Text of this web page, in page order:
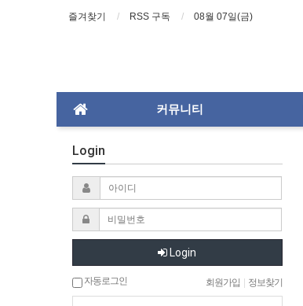
즐겨찾기 RSS 구독 08월 07일(금)
커뮤니티
Login
Login
자동로그인 회원가입 정보찾기